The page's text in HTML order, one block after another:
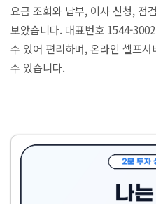
요금 조회와 납부, 이사 신청, 점
보았습니다. 대표번호 1544-
수 있어 편리하며, 온라인 셀프
수 있습니다.